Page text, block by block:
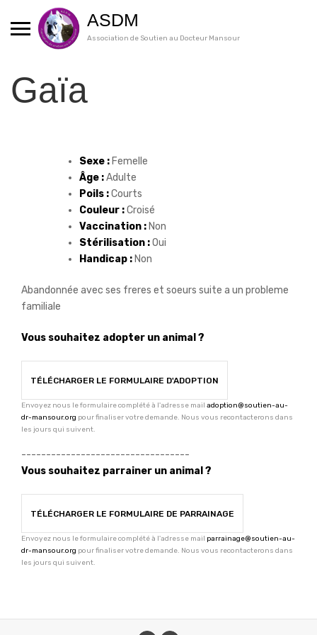
ASDM
Association de Soutien au Docteur Mansour
Gaïa
Sexe : Femelle
Âge :Adulte
Poils :Courts
Couleur :Croisé
Vaccination : Non
Stérilisation :Oui
Handicap : Non
Abandonnée avec ses freres et soeurs suite a un probleme
familiale
Vous souhaitez adopter un animal ?
TÉLÉCHARGER LE FORMULAIRE D'ADOPTION
Envoyez nous le formulaire complété à l'adresse mail adoption@soutien-au-
dr-mansour.org pour finaliser votre demande. Nous vous recontacterons dans
les jours qui suivent.
----------------------------------
Vous souhaitez parrainer un animal ?
TÉLÉCHARGER LE FORMULAIRE DE PARRAINAGE
Envoyez nous le formulaire complété à l'adresse mail parrainage@soutien-au-
dr-mansour.org pour finaliser votre demande. Nous vous recontacterons dans
les jours qui suivent.